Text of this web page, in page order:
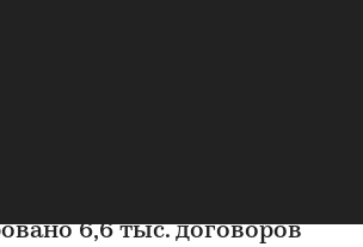
6,6 тыс. договоров